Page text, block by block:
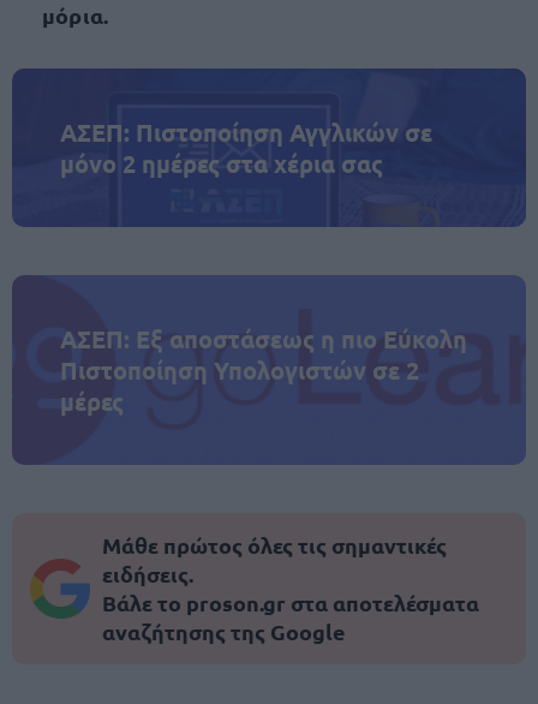
μόρια.
ΑΣΕΠ: Πιστοποίηση Αγγλικών σε
μόνο 2 ημέρες στα χέρια σας
ΑΣΕΠ: Εξ αποστάσεως η πιο Εύκολη
Πιστοποίηση Υπολογιστών σε 2
μέρες
Μάθε πρώτος όλες τις σημαντικές
ειδήσεις.
Βάλε το proson.gr στα αποτελέσματα
αναζήτησης της Google